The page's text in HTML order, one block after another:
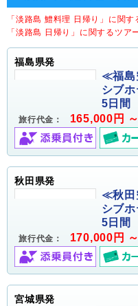
「淡路島 鱧料理 日帰り」に関
「淡路島 日帰り」に関するツア
福島県発
≪福島
シブ
5日間
旅行代金： 165,000円
秋田県発
≪秋田
シブ
5日間
旅行代金： 170,000円
宮城県発